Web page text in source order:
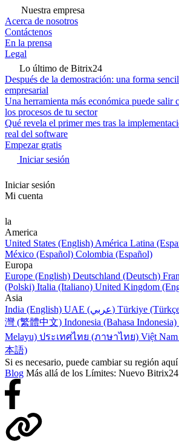
Nuestra empresa
Acerca de nosotros
Contáctenos
En la prensa
Legal
Lo último de Bitrix24
Después de la demostración: una forma
empresarial
Una herramienta más económica puede salir
los procesos de tu sector
Qué revela el primer mes tras la
real del software
Empezar gratis
Iniciar sesión
Iniciar sesión
Mi cuenta
la
America
United States (English) América Latina
México (Español) Colombia (Español)
Europa
Europe (English) Deutschland (Deutsch)
(Polski) Italia (Italiano) United Kingdom
Asia
India (English)
UAE (عربي) Türkiye
灣 (繁體中文) Indonesia (Bahasa Indonesia)
Melayu) ประเทศไทย (ภาษาไทย) Việt
本語)
Si es necesario, puede cambiar su región aquí
Blog Más allá de los Límites: Nuevo Bitrix24